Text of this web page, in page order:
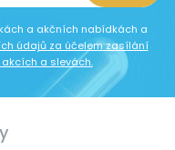
a akčních nabídkách a
údajů za účelem zasílání
a slevách.